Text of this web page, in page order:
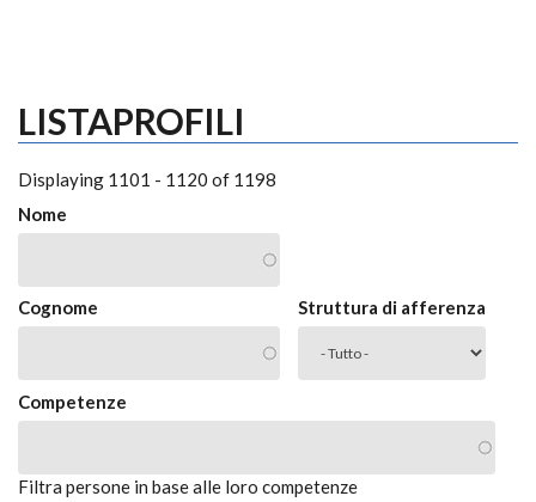
LISTAPROFILI
Displaying 1101 - 1120 of 1198
Nome
Cognome Struttura di afferenza
Competenze
Filtra persone in base alle loro competenze